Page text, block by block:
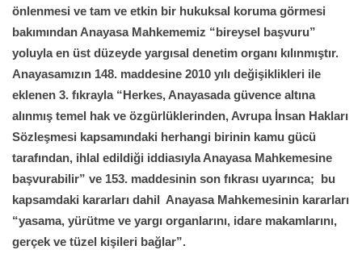
önlenmesi ve tam ve etkin bir hukuksal koruma görmesi
bakımından Anayasa Mahkememiz “bireysel başvuru”
yoluyla en üst düzeyde yargısal denetim organı kılınmıştır.
Anayasamızın 148. maddesine 2010 yılı değişiklikleri ile
eklenen 3. fıkrayla “Herkes, Anayasada güvence altına
alınmış temel hak ve özgürlüklerinden, Avrupa İnsan Hakları
Sözleşmesi kapsamındaki herhangi birinin kamu gücü
tarafından, ihlal edildiği iddiasıyla Anayasa Mahkemesine
başvurabilir” ve 153. maddesinin son fıkrası uyarınca; bu
kapsamdaki kararları dahil Anayasa Mahkemesinin kararları
“yasama, yürütme ve yargı organlarını, idare makamlarını,
gerçek ve tüzel kişileri bağlar”.